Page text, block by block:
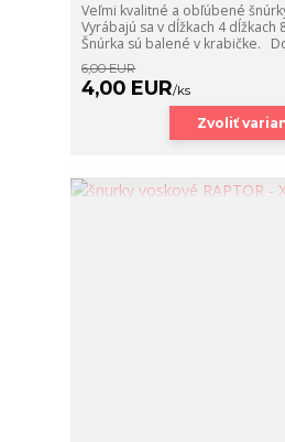
Veľmi kvalitné a obľúbené
Vyrábajú sa v dĺžkach 4 dĺžkach
Šnúrka sú balené v krabičke.
6,00 EUR
4,00 EUR/ks
Zvoliť